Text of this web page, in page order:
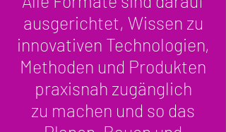
ausgerichtet, Wissen zu
innovativen Technologien,
Methoden und Produkten
praxisnah zugänglich
zu machen und so das